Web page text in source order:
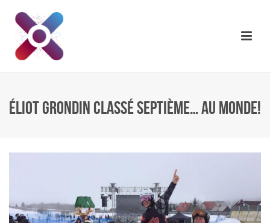
ÉLIOT GRONDIN CLASSÉ SEPTIÈME… AU MONDE!